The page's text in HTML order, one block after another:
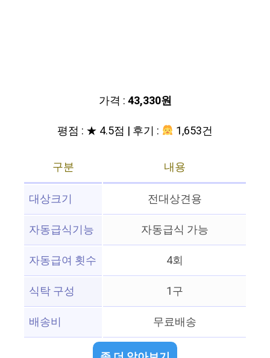
가격 :43,330원
평점 : ★ 4.5점 | 후기 :
1,653건
구분
내용
대상크기
전대상견용
자동급식기능
자동급식 가능
자동급여 횟수
4회
식탁 구성
1구
배송비
무료배송